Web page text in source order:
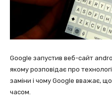
Google запустив веб-сайт
якому розповідає про
заміни і чому Google вважає,
часом.